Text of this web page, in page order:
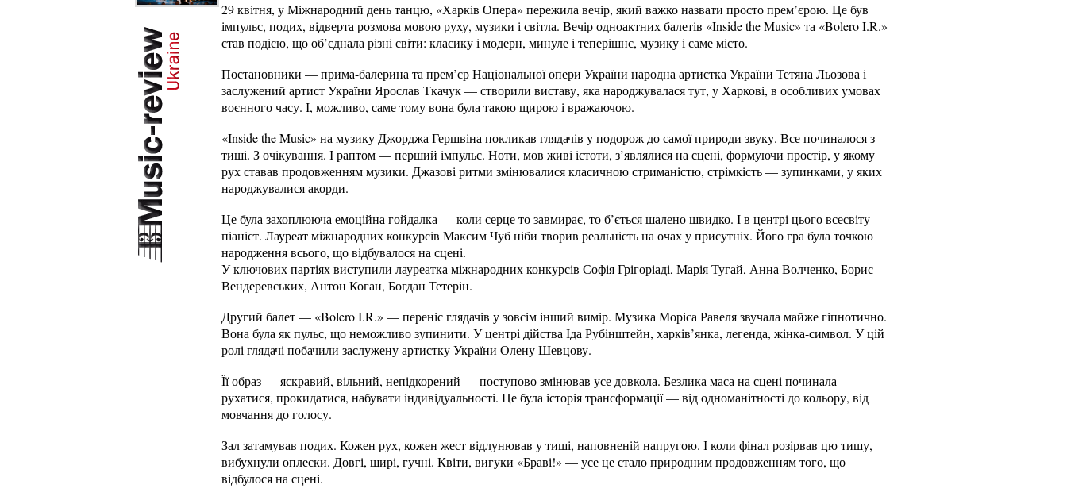
29 квітня, у Міжнародний день танцю, «Харків Опера» пережила вечір, який важко назвати просто прем’єрою. Це був
імпульс, подих, відверта розмова мовою руху, музики і світла. Вечір одноактних балетів «Inside the Music» та «Bolero I.R.»
став подією, що об’єднала різні світи: класику і модерн, минуле і теперішнє, музику і саме місто.
Постановники — прима-балерина та прем’єр Національної опери України народна артистка України Тетяна Льозова і
заслужений артист України Ярослав Ткачук — створили виставу, яка народжувалася тут, у Харкові, в особливих умовах
воєнного часу. І, можливо, саме тому вона була такою щирою і вражаючою.
«Inside the Music» на музику Джорджа Гершвіна покликав глядачів у подорож до самої природи звуку. Все починалося з
тиші. З очікування. І раптом — перший імпульс. Ноти, мов живі істоти, з’являлися на сцені, формуючи простір, у якому
рух ставав продовженням музики. Джазові ритми змінювалися класичною стриманістю, стрімкість — зупинками, у яких
народжувалися акорди.
Це була захоплююча емоційна гойдалка — коли серце то завмирає, то б’ється шалено швидко. І в центрі цього всесвіту —
піаніст. Лауреат міжнародних конкурсів Максим Чуб ніби творив реальність на очах у присутніх. Його гра була точкою
народження всього, що відбувалося на сцені.
У ключових партіях виступили лауреатка міжнародних конкурсів Софія Грігоріаді, Марія Тугай, Анна Волченко, Борис
Вендеревських, Антон Коган, Богдан Тетерін.
Другий балет — «Bolero I.R.» — переніс глядачів у зовсім інший вимір. Музика Моріса Равеля звучала майже гіпнотично.
Вона була як пульс, що неможливо зупинити. У центрі дійства Іда Рубінштейн, харків’янка, легенда, жінка-символ. У цій
ролі глядачі побачили заслужену артистку України Олену Шевцову.
Її образ — яскравий, вільний, непідкорений — поступово змінював усе довкола. Безлика маса на сцені починала
рухатися, прокидатися, набувати індивідуальності. Це була історія трансформації — від одноманітності до кольору, від
мовчання до голосу.
Зал затамував подих. Кожен рух, кожен жест відлунював у тиші, наповненій напругою. І коли фінал розірвав цю тишу,
вибухнули оплески. Довгі, щирі, гучні. Квіти, вигуки «Браві!» — усе це стало природним продовженням того, що
відбулося на сцені.